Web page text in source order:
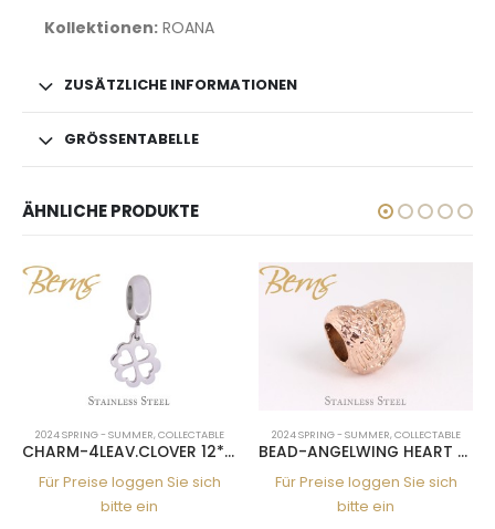
Kollektionen:ROANA
ZUSÄTZLICHE INFORMATIONEN
GRÖSSENTABELLE
ÄHNLICHE PRODUKTE
2024 SPRING - SUMMER,COLLECTABLE
CHARM-4LEAV.CLOVER 12*11 SS
Für Preise loggen Sie sich
bitte ein
2024 SPRING - SUMMER,COLLECTABLE
BEAD-ANGELWING HEART RG
Für Preise loggen Sie sich
bitte ein